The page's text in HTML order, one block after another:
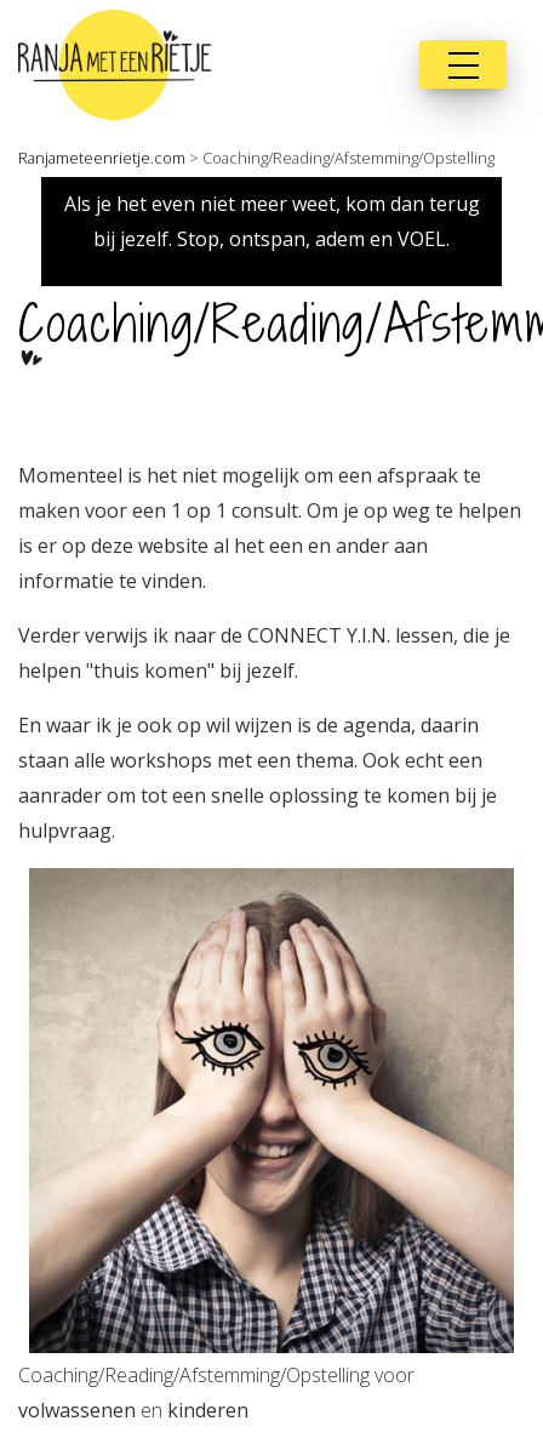
Ranjameteenrietje.com > Coaching/Reading/Afstemming/Opstelling
Als je het even niet meer weet, kom dan terug
bij jezelf. Stop, ontspan, adem en VOEL.
Coaching/Reading/
Momenteel is het niet mogelijk om een afspraak te
maken voor een 1 op 1 consult. Om je op weg te helpen
is er op deze website al het een en ander aan
informatie te vinden.
Verder verwijs ik naar de CONNECT Y.I.N. lessen, die je
helpen "thuis komen" bij jezelf.
En waar ik je ook op wil wijzen is de agenda, daarin
staan alle workshops met een thema. Ook echt een
aanrader om tot een snelle oplossing te komen bij je
hulpvraag.
Coaching/Reading/Afstemming/Opstelling voor
volwassenen en kinderen